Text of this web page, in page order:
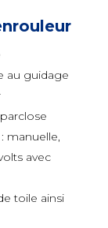
au guidage
manuelle,
avec
toile ainsi